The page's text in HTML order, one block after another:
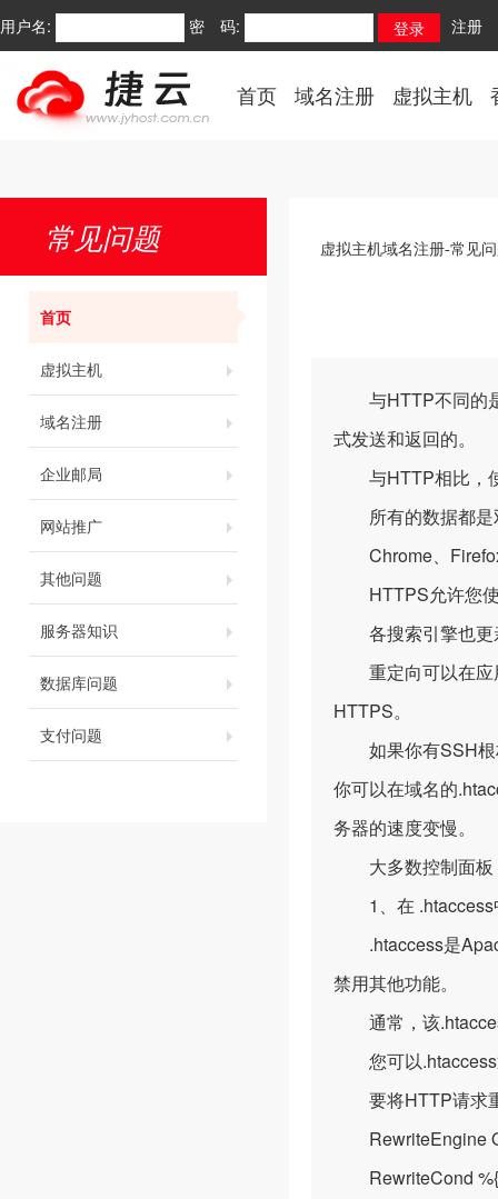
用户名: 密 码: 注册
首页 域名注册 虚拟主机
常见问题
首页
虚拟主机
域名注册
企业邮局
网站推广
其他问题
服务器知识
数据库问题
支付问题
虚拟主机域名注册-常见
与HTTP不同的是
式发送和返回的。
与HTTP相比，
所有的数据都是
Chrome、Firefox
HTTPS允许您使
各搜索引擎也更
重定向可以在应
HTTPS。
如果你有SSH根
你可以在域名的
务器的速度变慢。
大多数控制面板
1、在 .htaccess
.htaccess是
禁用其他功能。
通常，该
您可以.htaccess
要将HTTP请求重
RewriteEngine
RewriteCond